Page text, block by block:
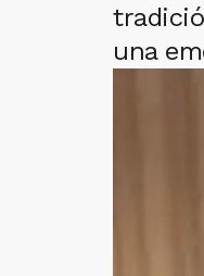
una